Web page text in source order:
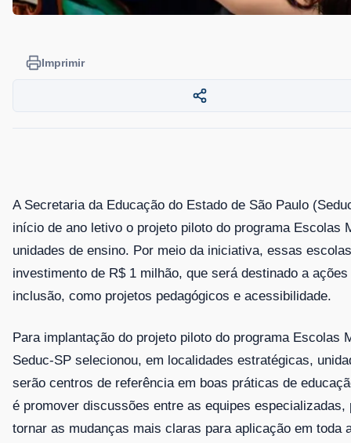
Imprimir
A Secretaria da Educação do Estado de São Paulo
início de ano letivo o projeto piloto do programa Escolas
unidades de ensino. Por meio da iniciativa, essas
investimento de R$ 1 milhão, que será destinado a
inclusão, como projetos pedagógicos e acessibilidade.
Para implantação do projeto piloto do programa Escolas
Seduc-SP selecionou, em localidades estratégicas,
serão centros de referência em boas práticas de
é promover discussões entre as equipes
tornar as mudanças mais claras para aplicação em toda